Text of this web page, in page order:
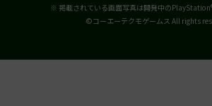
※ 掲載されている画面写真は開発中の
©コーエーテクモゲームス All rights